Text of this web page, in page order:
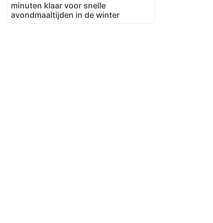
minuten klaar voor snelle
avondmaaltijden in de winter